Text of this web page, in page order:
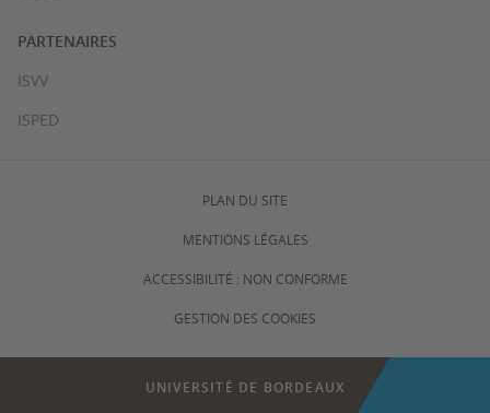
PARTENAIRES
ISVV
ISPED
PLAN DU SITE
MENTIONS LÉGALES
ACCESSIBILITÉ : NON CONFORME
GESTION DES COOKIES
UNIVERSITÉ DE BORDEAUX